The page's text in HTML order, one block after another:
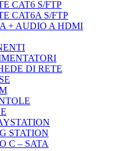
CAT6 S/FTP
CAT6A S/FTP
+ AUDIO A HDMI
DI RETE
STATION
C – SATA